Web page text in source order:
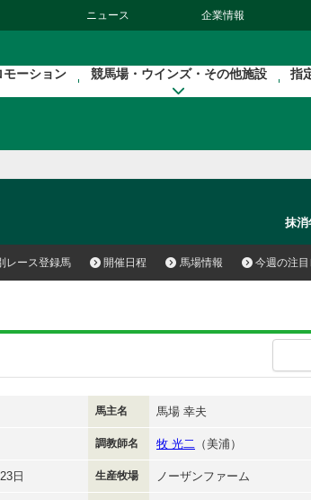
ニュース 企業情報
モーション 競馬場・ウインズ・その他施設 指
抹消
レース登録馬 開催日程 馬場情報 今週の注
馬主名 馬場 幸夫
調教師名 牧 光二 （美浦）
日 生産牧場 ノーザンファーム